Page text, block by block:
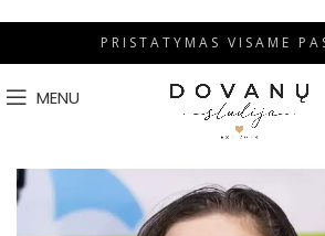
P R I S T A T Y M A S V I S A M E P A
MENU